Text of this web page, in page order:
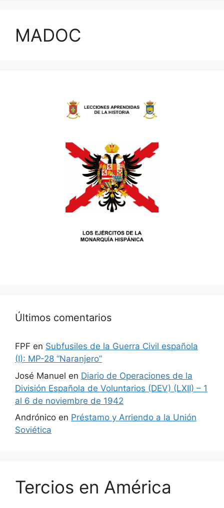
MADOC
Últimos comentarios
FPF en Subfusiles de la Guerra Civil española
(I): MP-28 “Naranjero”
José Manuel en Diario de Operaciones de la
División Española de Voluntarios (DEV) (LXII) – 1
al 6 de noviembre de 1942
Andrónico en Préstamo y Arriendo a la Unión
Soviética
Tercios en América